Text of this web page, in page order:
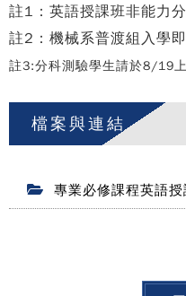
註1：英語授課班非能力
註2：機械系普渡組入學
註3:分科測驗學生請於8/19
檔案與連結
專業必修課程英語